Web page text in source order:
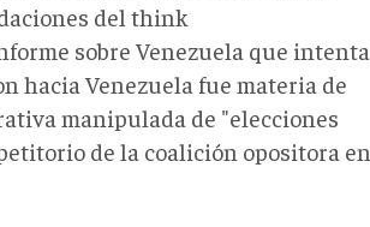
del think
sobre Venezuela que intenta
hacia Venezuela fue materia de
manipulada de "elecciones
de la coalición opositora en